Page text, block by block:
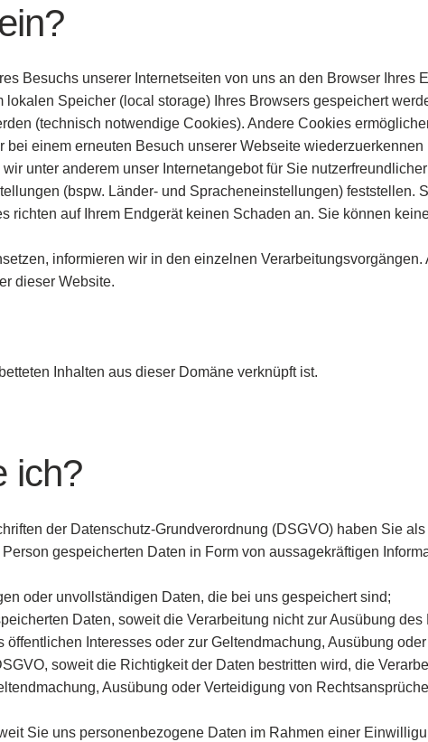
Besuchs unserer Internetseiten von uns an den Browser Ihres
Speicher (local storage) Ihres Browsers gespeichert
(technisch notwendige Cookies). Andere Cookies
einem erneuten Besuch unserer Webseite
unter anderem unser Internetangebot für Sie
(bspw. Länder- und Spracheneinstellungen) feststellen.
richten auf Ihrem Endgerät keinen Schaden an. Sie können
informieren wir in den einzelnen
dieser Website.
Inhalten aus dieser Domäne verknüpft ist.
ich?
der Datenschutz-Grundverordnung (DSGVO) haben Sie
gespeicherten Daten in Form von aussagekräftigen
oder unvollständigen Daten, die bei uns gespeichert sind;
Daten, soweit die Verarbeitung nicht zur Ausübung
Interesses oder zur Geltendmachung, Ausübung
soweit die Richtigkeit der Daten bestritten wird, die
Ausübung oder Verteidigung von
Sie uns personenbezogene Daten im Rahmen einer